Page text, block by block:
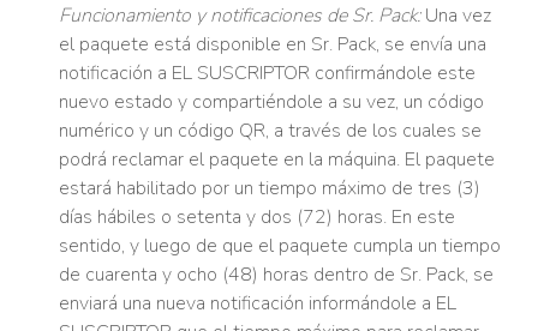
Funcionamiento y notificaciones de Sr. Pack:Una vez
el paquete está disponible en Sr. Pack, se envía una
notificación a EL SUSCRIPTOR confirmándole este
nuevo estado y compartiéndole a su vez, un código
numérico y un código QR, a través de los cuales se
podrá reclamar el paquete en la máquina. El paquete
estará habilitado por un tiempo máximo de tres (3)
días hábiles o setenta y dos (72) horas. En este
sentido, y luego de que el paquete cumpla un tiempo
de cuarenta y ocho (48) horas dentro de Sr. Pack, se
enviará una nueva notificación informándole a EL